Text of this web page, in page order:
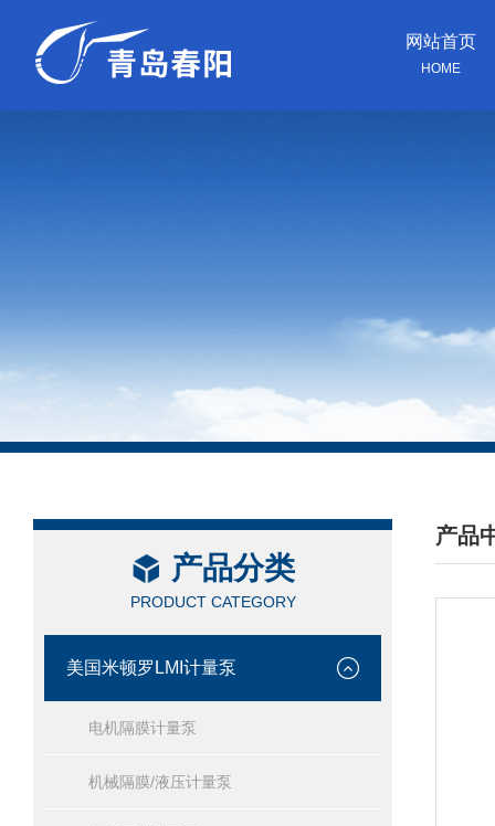
网站首页
HOME
产品分类
PRODUCT CATEGORY
美国米顿罗LMI计量泵
电机隔膜计量泵
机械隔膜/液压计量泵
产品
/